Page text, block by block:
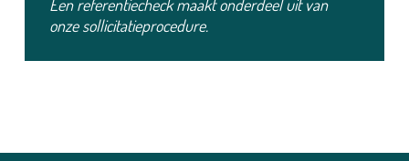
Een referentiecheck maakt onderdeel uit van
onze sollicitatieprocedure.